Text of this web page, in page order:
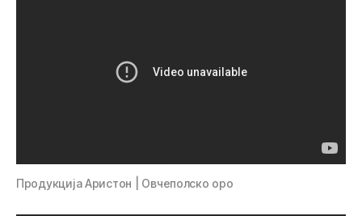
Продукција Аристон | Овчеполско оро